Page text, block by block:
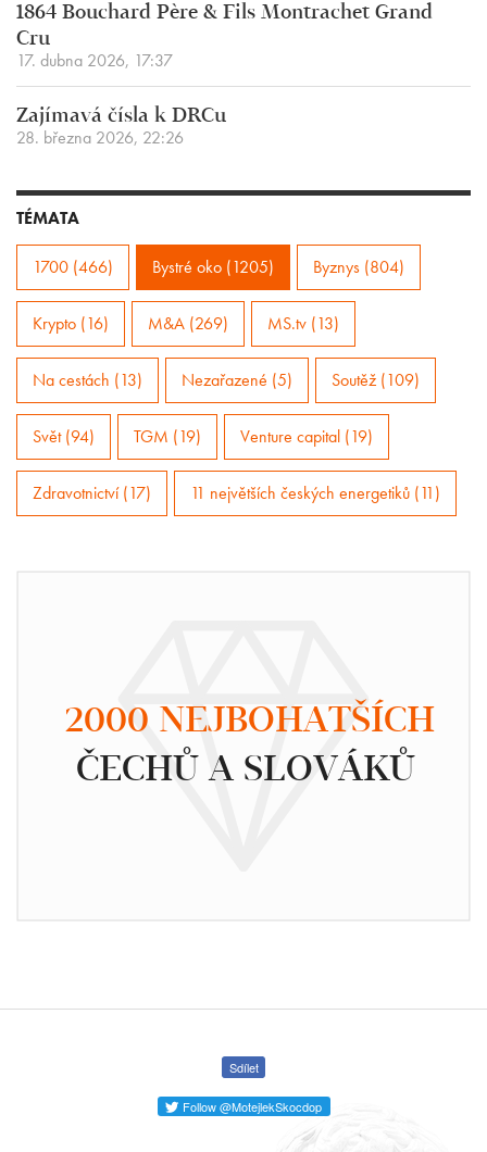
1864 Bouchard Père & Fils Montrachet Grand
Cru
17. dubna 2026, 17:37
Zajímavá čísla k DRCu
28. března 2026, 22:26
TÉMATA
1700 (466) Bystré oko (1205) Byznys (804)
Krypto (16) M&A (269) MS.tv (13)
Na cestách (13) Nezařazené (5) Soutěž (109)
Svět (94) TGM (19) Venture capital (19)
Zdravotnictví (17) 11 největších českých energetiků (11)
2000 NEJBOHATŠÍCH
ČECHŮ A SLOVÁKŮ
Sdílet
Follow @MotejlekSkocdop